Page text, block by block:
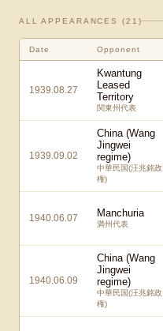
ALL APPEARANCES (21 )
Date Opponent
1939.08.27
Kwantung
Leased
Territory
関東州代表
1939.09.02
China (Wang
Jingwei
regime)
中華民国(汪兆銘政
権)
1940.06.07 Manchuria
満州代表
1940.06.09
China (Wang
Jingwei
regime)
中華民国(汪兆銘政
権)